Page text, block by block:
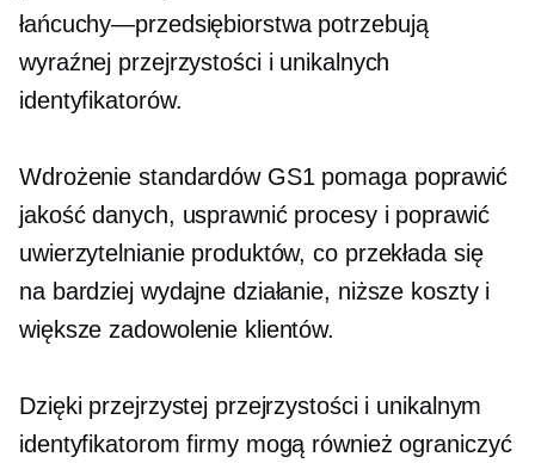
łańcuchy—przedsiębiorstwapotrzebują
wyraźnej przejrzystości i unikalnych
identyfikatorów.
Wdrożenie standardów GS1 pomaga poprawić
jakość danych, usprawnić procesy i poprawić
uwierzytelnianie produktów, co przekłada się
na bardziej wydajne działanie, niższe koszty i
większe zadowolenie klientów.
Dzięki przejrzystej przejrzystości i unikalnym
identyfikatorom firmy mogą również ograniczyć